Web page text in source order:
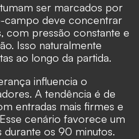
ser marcados por
campo deve concentrar
com pressão constante e
Isso naturalmente
ao longo da partida.
influencia o
A tendência é de
entradas mais firmes e
cenário favorece um
os 90 minutos.